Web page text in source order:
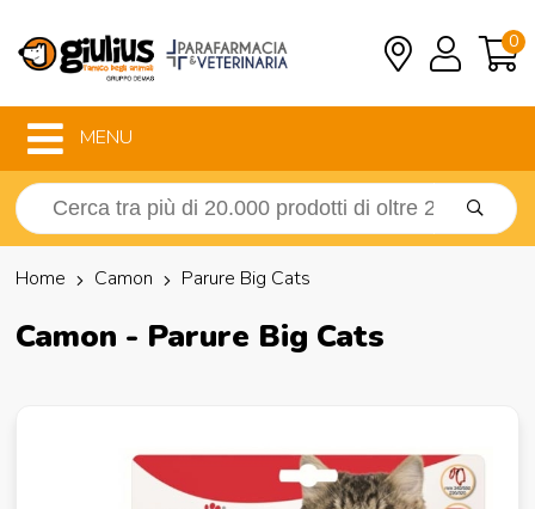
0
MENU
Home Camon Parure Big Cats
Camon - Parure Big Cats